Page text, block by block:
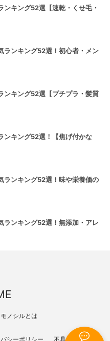
ンキング52選【速乾・くせ毛・
ランキング52選！初心者・メン
ンキング52選【プチプラ・髪質
ンキング52選！【焦げ付かな
ランキング52選！味や栄養価の
ランキング52選！無添加・アレ
モノシルとは
シーポリシー 不具合報告